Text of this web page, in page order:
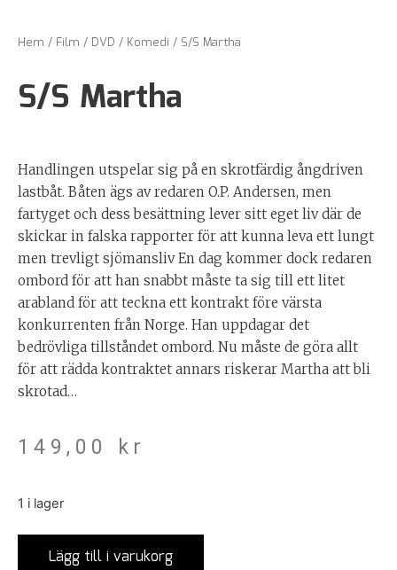
Hem / Film / DVD / Komedi / S/S Martha
S/S Martha
Handlingen utspelar sig på en skrotfärdig ångdriven
lastbåt. Båten ägs av redaren O.P. Andersen, men
fartyget och dess besättning lever sitt eget liv där de
skickar in falska rapporter för att kunna leva ett lungt
men trevligt sjömansliv En dag kommer dock redaren
ombord för att han snabbt måste ta sig till ett litet
arabland för att teckna ett kontrakt före värsta
konkurrenten från Norge. Han uppdagar det
bedrövliga tillståndet ombord. Nu måste de göra allt
för att rädda kontraktet annars riskerar Martha att bli
skrotad…
149,00 kr
1 i lager
Lägg till i varukorg